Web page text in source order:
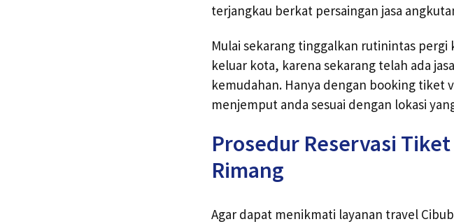
terjangkau berkat persaingan jasa
Mulai sekarang tinggalkan rutinintas
keluar kota, karena sekarang telah ada
kemudahan. Hanya dengan booking tiket
menjemput anda sesuai dengan lokasi
Prosedur Reservasi
Rimang
Agar dapat menikmati layanan travel